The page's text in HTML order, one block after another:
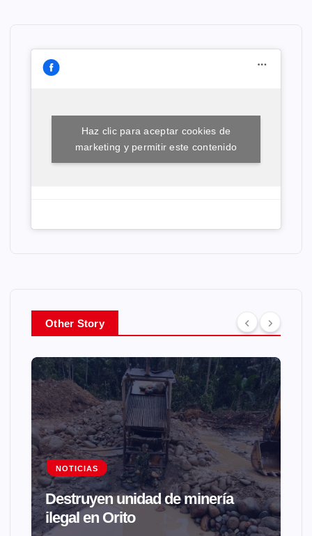
Haz clic para aceptar cookies de
marketing y permitir este contenido
Other Story
NOTICIAS
Destruyen unidad de minería
ilegal en Orito